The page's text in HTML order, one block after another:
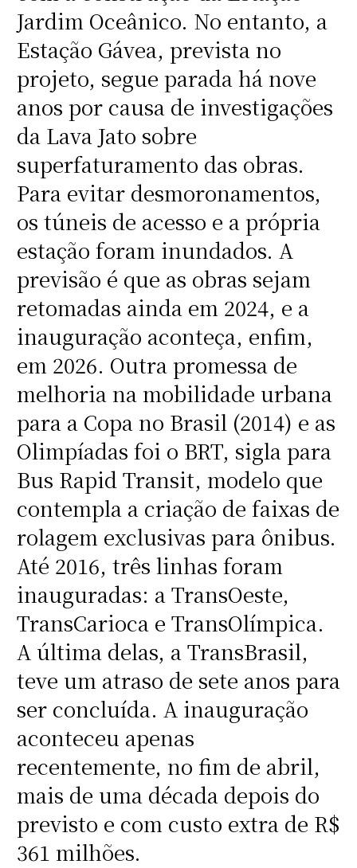
Jardim Oceânico. No entanto, a
Estação Gávea, prevista no
projeto, segue parada há nove
anos por causa de investigações
da Lava Jato sobre
superfaturamento das obras.
Para evitar desmoronamentos,
os túneis de acesso e a própria
estação foram inundados. A
previsão é que as obras sejam
retomadas ainda em 2024, e a
inauguração aconteça, enfim,
em 2026. Outra promessa de
melhoria na mobilidade urbana
para a Copa no Brasil (2014) e as
Olimpíadas foi o BRT, sigla para
Bus Rapid Transit, modelo que
contempla a criação de faixas de
rolagem exclusivas para ônibus.
Até 2016, três linhas foram
inauguradas: a TransOeste,
TransCarioca e TransOlímpica.
A última delas, a TransBrasil,
teve um atraso de sete anos para
ser concluída. A inauguração
aconteceu apenas
recentemente, no fim de abril,
mais de uma década depois do
previsto e com custo extra de R$
361 milhões.